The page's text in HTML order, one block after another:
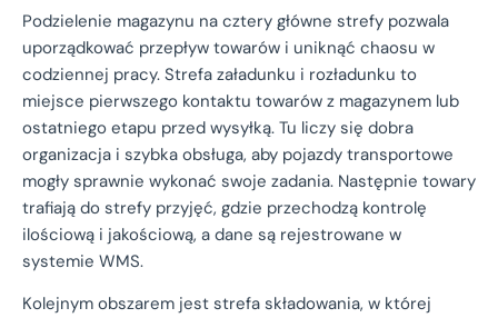
Podzielenie magazynu na cztery główne strefy pozwala
uporządkować przepływ towarów i uniknąć chaosu w
codziennej pracy. Strefa załadunku i rozładunku to
miejsce pierwszego kontaktu towarów z magazynem lub
ostatniego etapu przed wysyłką. Tu liczy się dobra
organizacja i szybka obsługa, aby pojazdy transportowe
mogły sprawnie wykonać swoje zadania. Następnie towary
trafiają do strefy przyjęć, gdzie przechodzą kontrolę
ilościową i jakościową, a dane są rejestrowane w
systemie WMS.
Kolejnym obszarem jest strefa składowania, w której